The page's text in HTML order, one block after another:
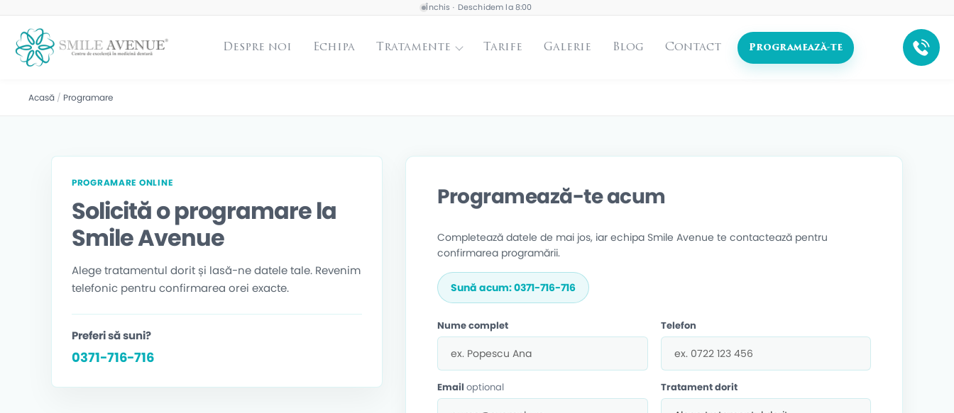
Închis · Deschidem la 8:00
Despre noi Echipa Tratamente Tarife Galerie Blog Contact Programează-te
Acasă / Programare
PROGRAMARE ONLINE
Solicită o programare la
Smile Avenue
Alege tratamentul dorit și lasă-ne datele tale. Revenim
telefonic pentru confirmarea orei exacte.
Preferi să suni?
0371-716-716
Programează-te acum
Completează datele de mai jos, iar echipa Smile Avenue te contactează pentru
confirmarea programării.
Sună acum: 0371-716-716
Nume complet Telefon
Emailoptional Tratament dorit